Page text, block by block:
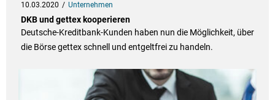
10.03.2020 Unternehmen
DKB und gettex kooperieren
Deutsche-Kreditbank-Kunden haben nun die Möglichkeit, über
die Börse gettex schnell und entgeltfrei zu handeln.